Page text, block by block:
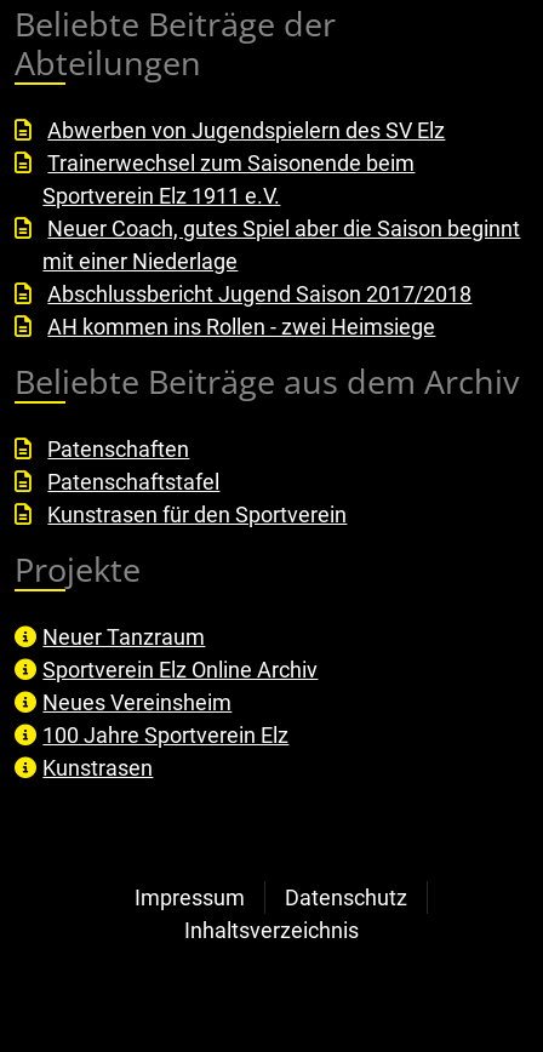
Beliebte Beiträge der
Abteilungen
Abwerben von Jugendspielern des SV Elz
Trainerwechsel zum Saisonende beim
Sportverein Elz 1911 e.V.
Neuer Coach, gutes Spiel aber die Saison beginnt
mit einer Niederlage
Abschlussbericht Jugend Saison 2017/2018
AH kommen ins Rollen - zwei Heimsiege
Beliebte Beiträge aus dem Archiv
Patenschaften
Patenschaftstafel
Kunstrasen für den Sportverein
Projekte
Neuer Tanzraum
Sportverein Elz Online Archiv
Neues Vereinsheim
100 Jahre Sportverein Elz
Kunstrasen
Impressum
Datenschutz
Inhaltsverzeichnis